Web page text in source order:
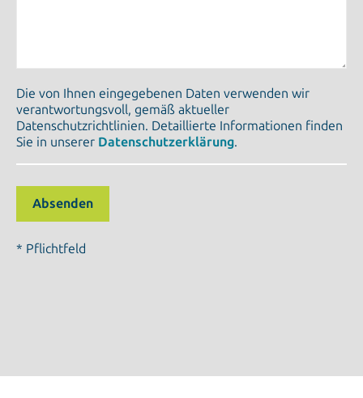
Die von Ihnen eingegebenen Daten verwenden wir
verantwortungsvoll, gemäß aktueller
Datenschutzrichtlinien. Detaillierte Informationen finden
Sie in unserer Datenschutzerklärung.
* Pflichtfeld